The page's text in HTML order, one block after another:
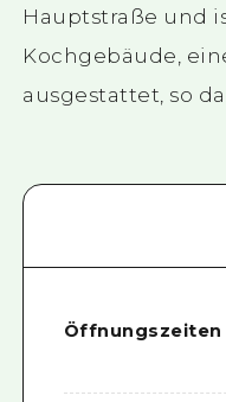
Hauptstraße und
Kochgebäude,
ausgestattet, so
Öffnungszeiten